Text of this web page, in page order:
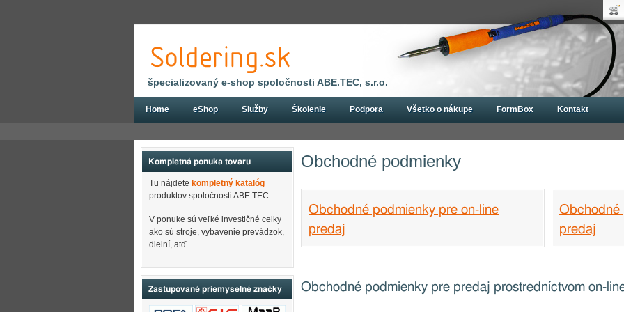
Obchodné podmienky
Obchodné podmienky pre on-line
predaj
Obchodné
predaj
Obchodné podmienky pre predaj prostredníctvom on-
Kompletná ponuka tovaru
Tu nájdete kompletný katalóg
produktov spoločnosti ABE.TEC
V ponuke sú veľké investičné celky
ako sú stroje, vybavenie prevádzok,
dielní, atď
Zastupované priemyselné značky
špecializovaný e-shop spoločnosti ABE.TEC, s.r.o.
Home eShop Služby Školenie Podpora Všetko o nákupe FormBox Kontakt